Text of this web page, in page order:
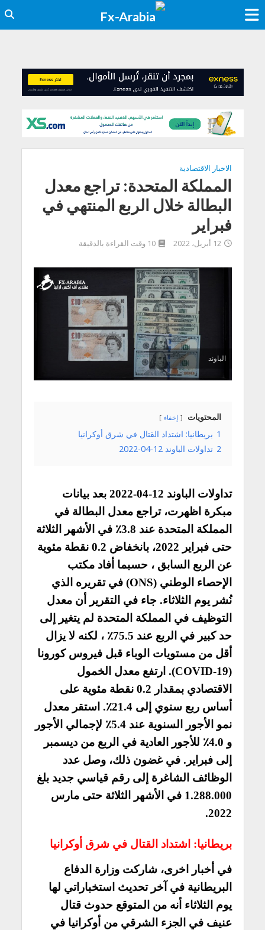
الاخبار الاقتصادية
المملكة المتحدة: تراجع معدل
البطالة خلال الربع المنتهي في
فبراير
12 أبريل، 2022 10 وقت القراءة بالدقيقة
الباوند
المحتويات إخفاء
1 بريطانيا: اشتداد القتال في شرق أوكرانيا
2 تداولات الباوند 12-04-2022
تداولات الباوند 12-04-2022 بعد بيانات
مبكرة اظهرت، تراجع معدل البطالة في
المملكة المتحدة عند 3.8٪ في الأشهر الثلاثة
حتى فبراير 2022، بانخفاض 0.2 نقطة مئوية
عن الربع السابق ، حسبما أفاد مكتب
الإحصاء الوطني (ONS) في تقريره الذي
نُشر يوم الثلاثاء. جاء في التقرير أن معدل
التوظيف في المملكة المتحدة لم يتغير إلى
حد كبير في الربع عند 75.5٪ ، لكنه لا يزال
أقل من مستويات الوباء قبل فيروس كورونا
(COVID-19). ارتفع معدل الخمول
الاقتصادي بمقدار 0.2 نقطة مئوية على
أساس ربع سنوي إلى 21.4٪. استقر معدل
نمو الأجور السنوية عند 5.4٪ لإجمالي الأجور
و 4.0٪ للأجور العادية في الربع من ديسمبر
إلى فبراير. في غضون ذلك، وصل عدد
الوظائف الشاغرة إلى رقم قياسي جديد بلغ
1.288.000 في الأشهر الثلاثة حتى مارس
2022.
بريطانيا: اشتداد القتال في شرق أوكرانيا
في أخبار اخرى، شاركت وزارة الدفاع
البريطانية في آخر تحديث استخباراتي لها
يوم الثلاثاء أنه من المتوقع حدوث قتال
عنيف في الجزء الشرقي من أوكرانيا في